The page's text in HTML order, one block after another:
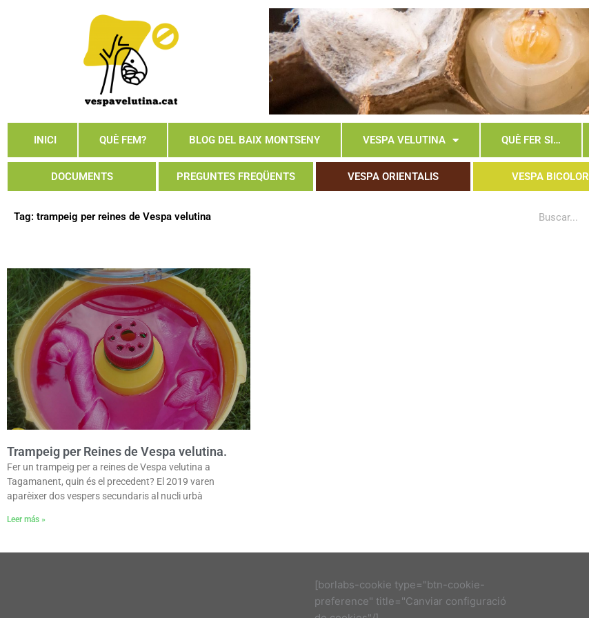
INICI QUÈ FEM? BLOG DEL BAIX MONTSENY VESPA VELUTINA QUÈ FER SI…
DOCUMENTS PREGUNTES FREQÜENTS VESPA ORIENTALIS VESPA BICOLOR
Tag: trampeig per reines de Vespa velutina Search
Trampeig per Reines de Vespa velutina.
Fer un trampeig per a reines de Vespa velutina a
Tagamanent, quin és el precedent? El 2019 varen
aparèixer dos vespers secundaris al nucli urbà
Leer más »
[borlabs-cookie type="btn-cookie-
preference" title="Canviar configuració